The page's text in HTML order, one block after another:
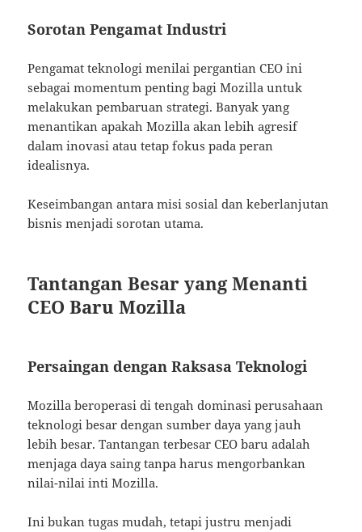
Sorotan Pengamat Industri
Pengamat teknologi menilai pergantian CEO ini
sebagai momentum penting bagi Mozilla untuk
melakukan pembaruan strategi. Banyak yang
menantikan apakah Mozilla akan lebih agresif
dalam inovasi atau tetap fokus pada peran
idealisnya.
Keseimbangan antara misi sosial dan keberlanjutan
bisnis menjadi sorotan utama.
Tantangan Besar yang Menanti
CEO Baru Mozilla
Persaingan dengan Raksasa Teknologi
Mozilla beroperasi di tengah dominasi perusahaan
teknologi besar dengan sumber daya yang jauh
lebih besar. Tantangan terbesar CEO baru adalah
menjaga daya saing tanpa harus mengorbankan
nilai-nilai inti Mozilla.
Ini bukan tugas mudah, tetapi justru menjadi